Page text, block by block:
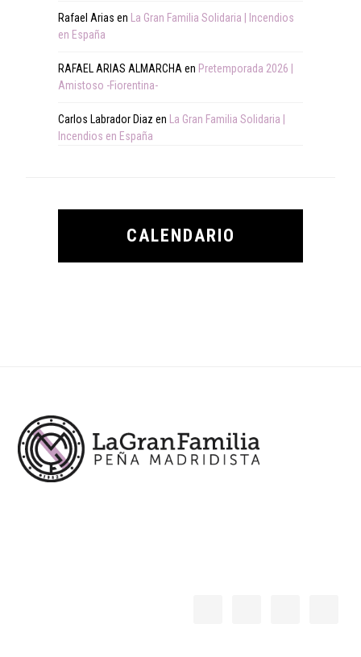
Rafael Arias en
La Gran Familia Solidaria | Incendios
en España
RAFAEL ARIAS ALMARCHA en Pretemporada 2026 |
Amistoso -Fiorentina-
Carlos Labrador Diaz en
La Gran Familia Solidaria |
Incendios en España
CALENDARIO